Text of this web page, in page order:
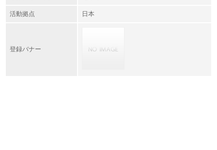
活動拠点 日本
登録バナー